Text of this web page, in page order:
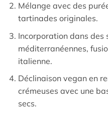
Mélange avec des
tartinades originales.
Incorporation dans des
méditerranéennes,
italienne.
Déclinaison vegan en
crémeuses avec une
secs.